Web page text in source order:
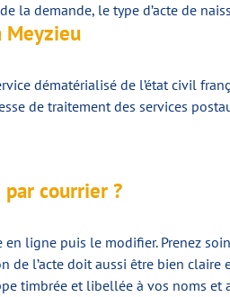
la demande, le type d’acte de
Meyzieu
dématérialisé de l’état civil
de traitement des services
par courrier ?
ligne puis le modifier. Prenez
de l’acte doit aussi être bien
timbrée et libellée à vos noms